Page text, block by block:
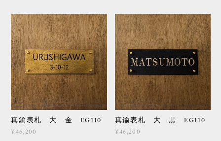
真鍮表札 大 金 EG110
¥46,200
真鍮表札 大 黒 EG110
¥46,200